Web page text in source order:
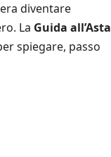
diventare
La Guida all’Asta
spiegare, passo